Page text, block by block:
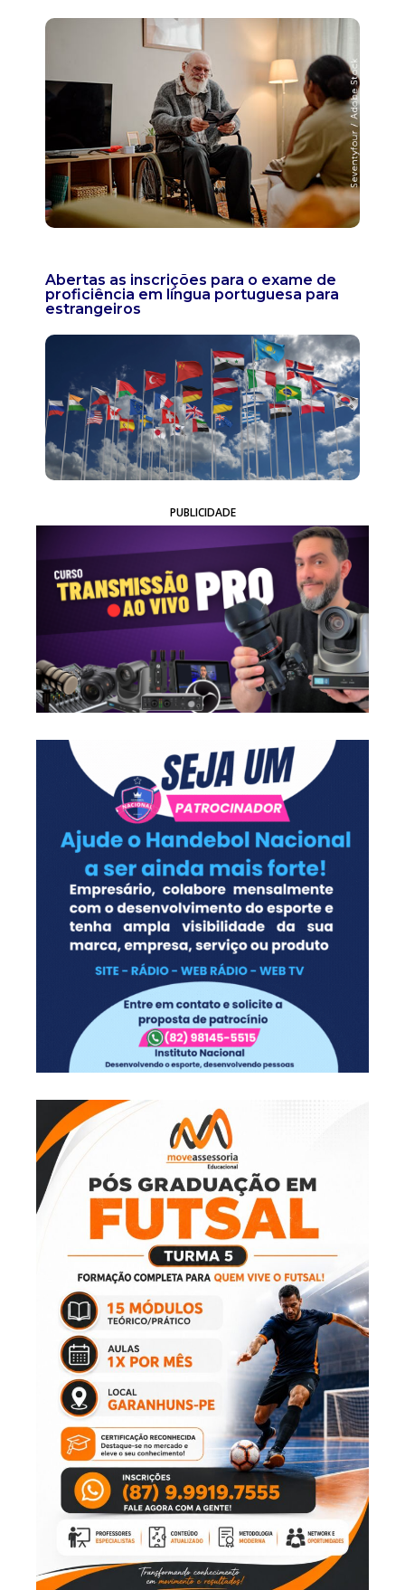
Abertas as inscrições para o exame de
proficiência em língua portuguesa para
estrangeiros
PUBLICIDADE